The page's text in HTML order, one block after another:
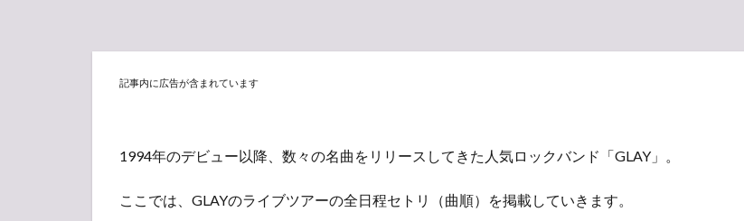
記事内に広告が含まれています
1994年のデビュー以降、数々の名曲をリリースしてきた人気ロックバンド「GLAY」。
ここでは、GLAYのライブツアーの全日程セトリ（曲順）を掲載していきます。